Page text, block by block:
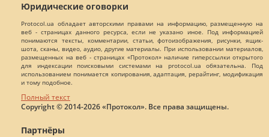
Юридические оговорки
Protocol.ua обладает авторскими правами на информацию, размещенную на
веб - страницах данного ресурса, если не указано иное. Под информацией
понимаются тексты, комментарии, статьи, фотоизображения, рисунки, ящик-
шота, сканы, видео, аудио, другие материалы. При использовании материалов,
размещенных на веб - страницах «Протокол» наличие гиперссылки открытого
для индексации поисковыми системами на protocol.ua обязательна. Под
использованием понимается копирования, адаптация, рерайтинг, модификация
и тому подобное.
Полный текст
Copyright © 2014-2026 «Протокол». Все права защищены.
Партнёры